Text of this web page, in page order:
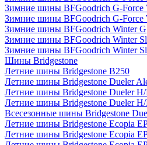
Зимние шины BFGoodrich G-Force
Зимние шины BFGoodrich G-Force
Зимние шины BFGoodrich Winter G
Зимние шины BFGoodrich Winter
Зимние шины BFGoodrich Winter
Шины Bridgestone
Летние шины Bridgestone B250
Летние шины Bridgestone Dueler
Летние шины Bridgestone Dueler
Летние шины Bridgestone Dueler H/
Всесезонные шины Bridgestone
Летние шины Bridgestone Ecopia
Летние шины Bridgestone Ecopia